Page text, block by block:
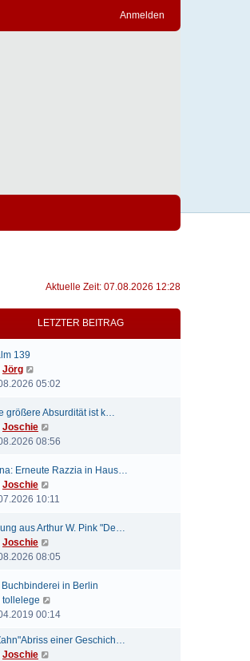
Anmelden
Aktuelle Zeit: 07.08.2026 12:28
LETZTER BEITRAG
139
Jörg
e
e
s
t
r
B
e
t
r
a
05:02
größere Absurdität ist k…
Joschie
e
e
t
r
e
t
r
a
08:56
Erneute Razzia in Haus…
Joschie
e
e
t
r
B
e
t
10:11
aus Arthur W. Pink "De…
Joschie
e
e
s
t
r
08:05
Buchbinderei in Berlin
tollelege
e
e
00:14
einer Geschich…
Joschie